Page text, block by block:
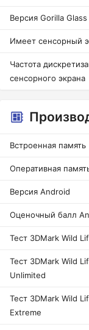
Версия Gorilla Glass
Имеет сенсорный
Частота
сенсорного экрана
Встроенная память
Оперативная
Версия Android
Оценочный балл
Тест 3DMark Wild
Тест 3DMark Wild
Unlimited
Тест 3DMark Wild
Extreme